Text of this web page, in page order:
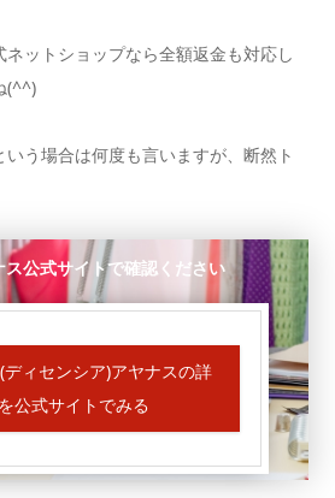
ットショップなら全額返金も対応し
(^^)
う場合は何度も言いますが、断然ト
ス公式サイトで確認ください
ディセンシア)アヤナスの詳
公式サイトでみる